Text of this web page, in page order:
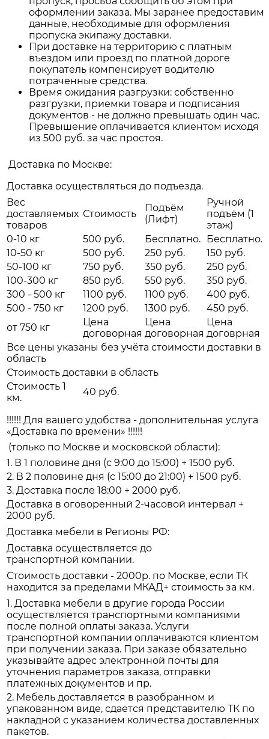
оформлении заказа. Мы заранее предоставим
данные, необходимые для оформления
пропуска экипажу доставки.
При доставке на территорию с платным
въездом или проезд по платной дороге
покупатель компенсирует водителю
потраченные средства.
Время ожидания разгрузки: собственно
разгрузки, приемки товара и подписания
документов - не должно превышать один час.
Превышение оплачивается клиентом исходя
из 500 руб. за час простоя.
Доставка по Москве:
Доставка осуществляться до подъезда.
Вес
доставляемых
товаров
Стоимость
Подъём
(Лифт)
Ручной
подъём (1
этаж)
0-10 кг
500 руб. Бесплатно.
Бесплатно.
10-50 кг
500 руб. 250 руб.
150 руб.
50-100 кг
750 руб. 350 руб.
250 руб.
100-300 кг
850 руб. 550 руб.
350 руб.
300 - 500 кг
1100 руб. 1100 руб.
400 руб.
500 - 750 кг
1200 руб. 1300 руб.
450 руб.
от 750 кг
Цена
договорная
Цена
договорная
Цена
договрная
Все цены указаны без учёта стоимости доставки в
область
Стоимость доставки в область
Стоимость 1
км.
40 руб.
!!!!!! Для вашего удобства - дополнительная услуга
«Доставка по времени» !!!!!!
(только по Москве и московской области):
1. В 1 половине дня (с 9:00 до 15:00) + 1500 руб.
2. В 2 половине дня (с 15:00 до 21:00) + 1500 руб.
3. Доставка после 18:00 + 2000 руб.
Доставка в оговоренный 2-часовой интервал +
2000 руб.
Доставка мебели в Регионы РФ:
Доставка осуществляется до
транспортной компании.
Стоимость доставки - 2000р. по Москве, если ТК
находится за пределами МКАД+ стоимость за км.
1. Доставка мебели в другие города России
осуществляется транспортными компаниями
после полной оплаты заказа. Услуги
транспортной компании оплачиваются клиентом
при получении заказа. При заказе обязательно
указывайте адрес электронной почты для
уточнения параметров заказа, отправки
платежных документов и пр.
2. Мебель доставляется в разобранном и
упакованном виде, сдается представителю ТК по
накладной с указанием количества доставленных
пакетов.